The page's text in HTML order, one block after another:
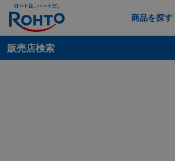
商品を探す
販売店検索